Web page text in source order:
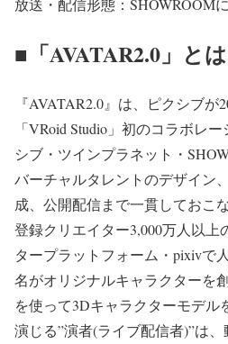
放送・配信形態：SHOWROOM
■「AVATAR2.0」とは
『AVATAR2.0』は、ピクシブが
「VRoid Studio」初のコラボレ
シブ・ツインプラネット・
バーチャルタレントのデザイン
成、公開配信まで一貫しておこ
登録クリエイター3,000万人以上
タープラットフォーム・pixivで
名がオリジナルキャラクターを
を使って3Dキャラクターモデル
演じる”演者(ライブ配信者)”は